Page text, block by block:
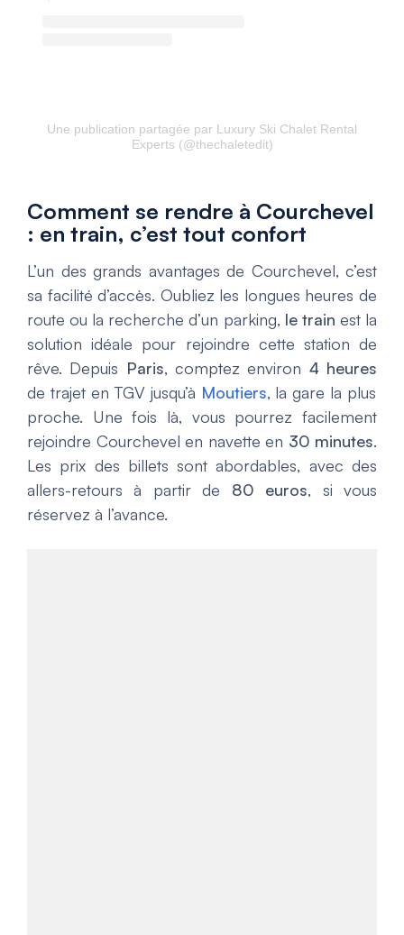
Une publication partagée par Luxury Ski Chalet Rental
Experts (@thechaletedit)
Comment se rendre à Courchevel
: en train, c’est tout confort
L’un des grands avantages de Courchevel, c’est
sa facilité d’accès. Oubliez les longues heures de
route ou la recherche d’un parking, le train est la
solution idéale pour rejoindre cette station de
rêve. Depuis Paris, comptez environ 4 heures
de trajet en TGV jusqu’à Moutiers, la gare la plus
proche. Une fois là, vous pourrez facilement
rejoindre Courchevel en navette en 30 minutes.
Les prix des billets sont abordables, avec des
allers-retours à partir de 80 euros, si vous
réservez à l’avance.